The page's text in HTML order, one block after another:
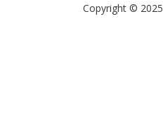
Copyright © 2025